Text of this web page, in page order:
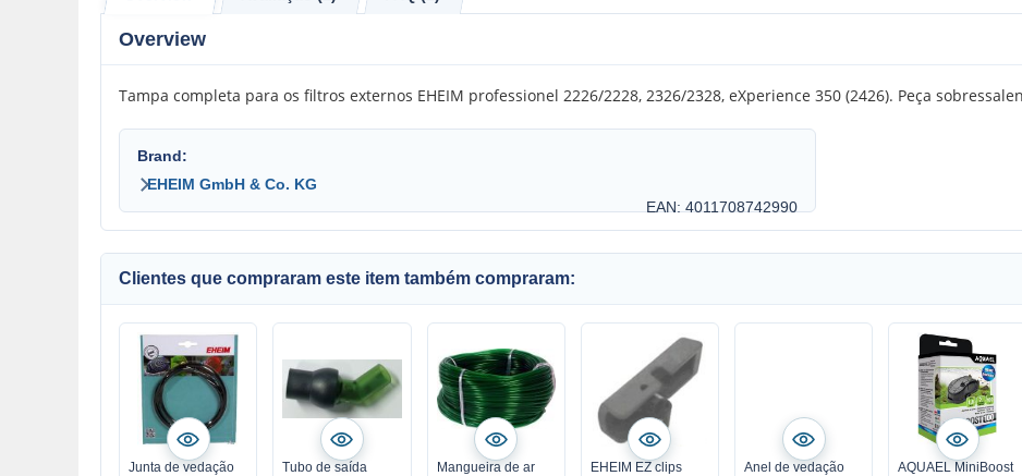
Overview
Tampa completa para os filtros externos EHEIM professionel 2226/2228, 2326/2328, eXperience 350 (2426). Peça
Brand:
EHEIM GmbH & Co. KG
EAN: 4011708742990
Clientes que compraram este item também compraram:
Junta de vedação
Tubo de saída
Mangueira de ar
EHEIM EZ clips
Anel de vedação
AQUAEL MiniBoost